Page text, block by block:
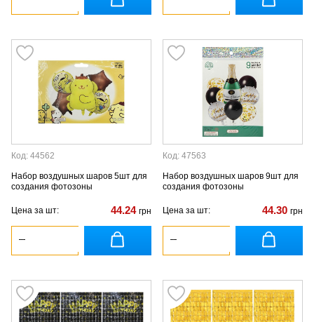
Код: 44562
Набор воздушных шаров 5шт для
создания фотозоны
Цена за шт: 44.24 грн
Код: 47563
Набор воздушных шаров 9шт для
создания фотозоны
Цена за шт: 44.30 грн